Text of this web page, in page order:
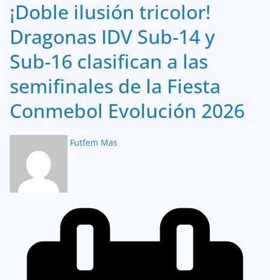
¡Doble ilusión tricolor!
Dragonas IDV Sub-14 y
Sub-16 clasifican a las
semifinales de la Fiesta
Conmebol Evolución 2026
Futfem Mas